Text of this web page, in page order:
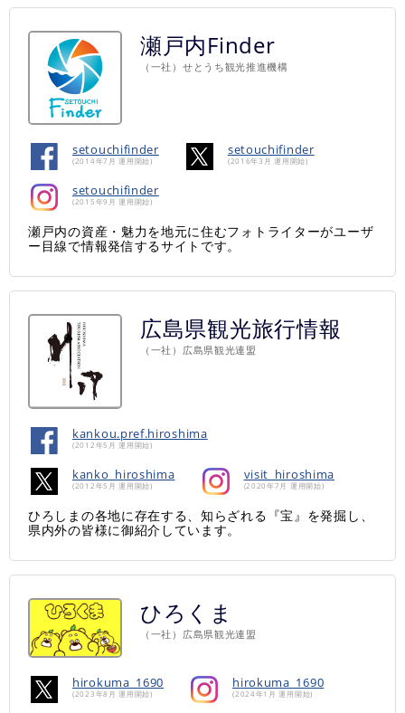
瀬戸内Finder
（一社）せとうち観光推進機構
setouchifinder
(2014年7月 運用開始)
setouchifinder
(2016年3月 運用開始)
setouchifinder
(2015年9月 運用開始)
瀬戸内の資産・魅力を地元に住むフォトライターがユーザ
ー目線で情報発信するサイトです。
広島県観光旅行情報
（一社）広島県観光連盟
kankou.pref.hiroshima
(2012年5月 運用開始)
kanko_hiroshima
(2012年5月 運用開始)
visit_hiroshima
(2020年7月 運用開始)
ひろしまの各地に存在する、知らざれる『宝』を発掘し、
県内外の皆様に御紹介しています。
ひろくま
（一社）広島県観光連盟
hirokuma_1690
(2023年8月 運用開始)
hirokuma_1690
(2024年1月 運用開始)